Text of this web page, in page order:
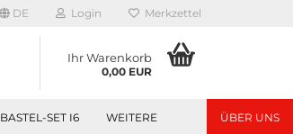
DE Login Merkzettel
Ihr Warenkorb
0,00 EUR
BASTEL-SET I6 ÜBER UNS
WEITERE